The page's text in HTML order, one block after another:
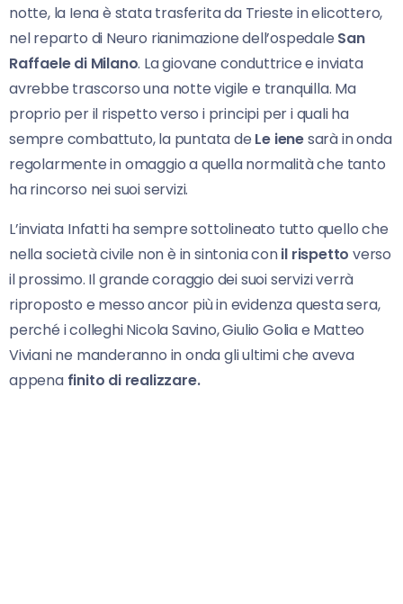
notte, la Iena è stata trasferita da Trieste in elicottero,
nel reparto di Neuro rianimazione dell’ospedale San
Raffaele di Milano. La giovane conduttrice e inviata
avrebbe trascorso una notte vigile e tranquilla. Ma
proprio per il rispetto verso i principi per i quali ha
sempre combattuto, la puntata de Le ienesarà in onda
regolarmente in omaggio a quella normalità che tanto
ha rincorso nei suoi servizi.
L’inviata Infatti ha sempre sottolineato tutto quello che
nella società civile non è in sintonia conil rispetto verso
il prossimo. Il grande coraggio dei suoi servizi verrà
riproposto e messo ancor più in evidenza questa sera,
perché i colleghi Nicola Savino, Giulio Golia e Matteo
Viviani ne manderanno in onda gli ultimi che aveva
appenafinito di realizzare.